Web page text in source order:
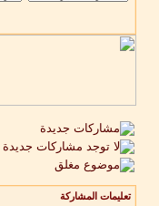
تعليمات المشاركة